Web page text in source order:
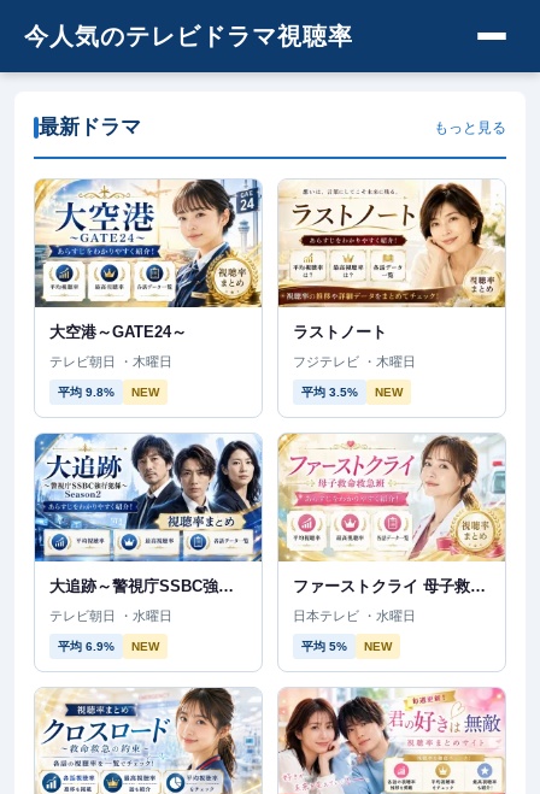
今人気のテレビドラマ視聴率
最新ドラマ もっと見る
大空港～GATE24～
テレビ朝日 ・木曜日
平均 9.8% NEW
ラストノート
フジテレビ ・木曜日
平均 3.5% NEW
大追跡～警視庁SSBC強行犯係～Season2
テレビ朝日 ・水曜日
平均 6.9% NEW
ファーストクライ 母子救命救急班
日本テレビ ・水曜日
平均 5% NEW